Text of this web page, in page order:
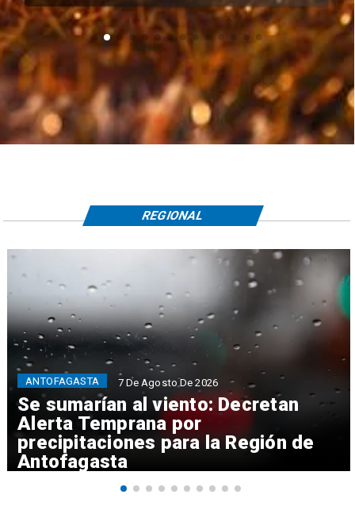
Se sumarían al viento: Decretan
Alerta Temprana por
precipitaciones para la Región de
Antofagasta
ANTOFAGASTA 7 De Agosto De 2026
REGIONAL